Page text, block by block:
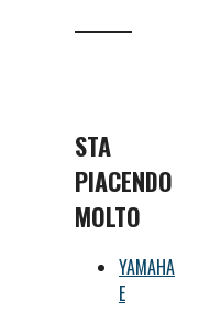
STA
PIACENDO
MOLTO
YAMAHA
E